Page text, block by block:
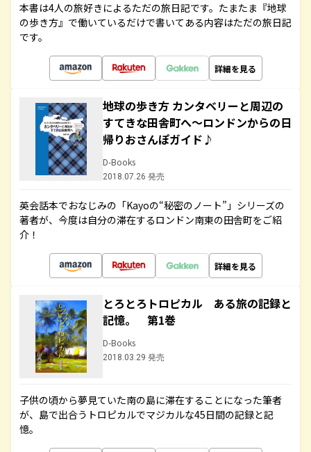
本書は4人の旅好きによるただの旅日記です。たまたま『地球
の歩き方』で働いているだけで書いてある内容はただの旅日記
です。
詳細を見る
地球の歩き方 カンタベリーと周辺の
すてきな田舎町へ～ロンドンからの日
帰りおさんぽガイド♪
D-Books
2018.07.26 発売
英会話本でおなじみの「Kayoの“秘密のノート”」シリーズの
著者が、今度は自分の滞在するロンドン南東の田舎町をご紹
介！
詳細を見る
とろとろトロピカル ある旅の記録と
記憶。 第1巻
D-Books
2018.03.29 発売
子供の頃から夢見ていた南の島に滞在することになった筆者
が、島で出合うトロピカルでマジカルな45日間の記録と記
憶。